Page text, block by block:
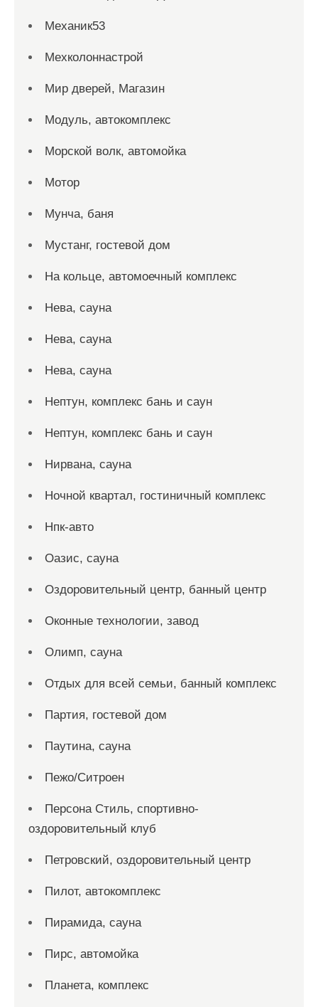
Механик53
Мехколоннастрой
Мир дверей, Магазин
Модуль, автокомплекс
Морской волк, автомойка
Мотор
Мунча, баня
Мустанг, гостевой дом
На кольце, автомоечный комплекс
Нева, сауна
Нева, сауна
Нева, сауна
Нептун, комплекс бань и саун
Нептун, комплекс бань и саун
Нирвана, сауна
Ночной квартал, гостиничный комплекс
Нпк-авто
Оазис, сауна
Оздоровительный центр, банный центр
Оконные технологии, завод
Олимп, сауна
Отдых для всей семьи, банный комплекс
Партия, гостевой дом
Паутина, сауна
Пежо/Ситроен
Персона Стиль, спортивно-
оздоровительный клуб
Петровский, оздоровительный центр
Пилот, автокомплекс
Пирамида, сауна
Пирс, автомойка
Планета, комплекс